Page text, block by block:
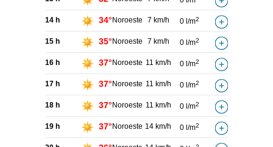
14 h 34° Noroeste 7 km/h 0 l/m2
15 h 35° Noroeste 7 km/h 0 l/m2
16 h 37° Noroeste 11 km/h 0 l/m2
17 h 37° Noroeste 11 km/h 0 l/m2
18 h 37° Noroeste 11 km/h 0 l/m2
19 h 37° Noroeste 14 km/h 0 l/m2